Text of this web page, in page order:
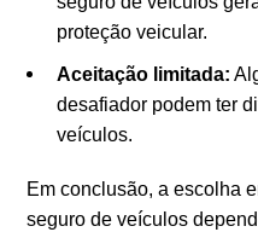
proteção veicular.
Aceitação limitada:
desafiador podem ter
veículos.
Em conclusão, a escolha
seguro de veículos